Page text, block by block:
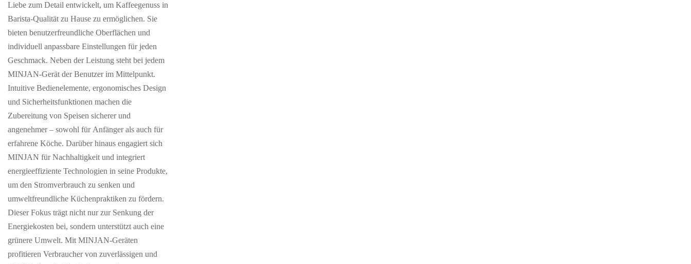
Liebe zum Detail entwickelt, um Kaffeegenuss in
Barista-Qualität zu Hause zu ermöglichen. Sie
bieten benutzerfreundliche Oberflächen und
individuell anpassbare Einstellungen für jeden
Geschmack. Neben der Leistung steht bei jedem
MINJAN-Gerät der Benutzer im Mittelpunkt.
Intuitive Bedienelemente, ergonomisches Design
und Sicherheitsfunktionen machen die
Zubereitung von Speisen sicherer und
angenehmer – sowohl für Anfänger als auch für
erfahrene Köche. Darüber hinaus engagiert sich
MINJAN für Nachhaltigkeit und integriert
energieeffiziente Technologien in seine Produkte,
um den Stromverbrauch zu senken und
umweltfreundliche Küchenpraktiken zu fördern.
Dieser Fokus trägt nicht nur zur Senkung der
Energiekosten bei, sondern unterstützt auch eine
grünere Umwelt. Mit MINJAN-Geräten
profitieren Verbraucher von zuverlässigen und